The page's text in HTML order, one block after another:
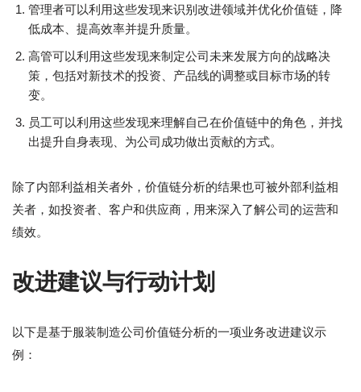
管理者可以利用这些发现来识别改进领域并优化价值链，降
低成本、提高效率并提升质量。
高管可以利用这些发现来制定公司未来发展方向的战略决
策，包括对新技术的投资、产品线的调整或目标市场的转
变。
员工可以利用这些发现来理解自己在价值链中的角色，并找
出提升自身表现、为公司成功做出贡献的方式。
除了内部利益相关者外，价值链分析的结果也可被外部利益相
关者，如投资者、客户和供应商，用来深入了解公司的运营和
绩效。
改进建议与行动计划
以下是基于服装制造公司价值链分析的一项业务改进建议示
例：